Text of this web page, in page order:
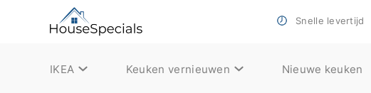
Snelle levertijd
IKEA Keuken vernieuwen Nieuwe keuken